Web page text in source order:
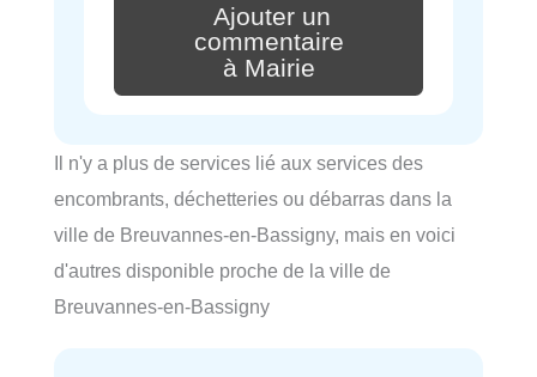
Ajouter un
commentaire
à Mairie
Il n'y a plus de services lié aux services des
encombrants, déchetteries ou débarras dans la
ville de Breuvannes-en-Bassigny, mais en voici
d'autres disponible proche de la ville de
Breuvannes-en-Bassigny